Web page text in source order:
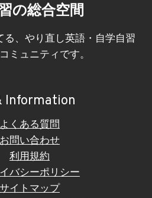
の総合空間
る、やり直し英語・自学自習
ミュニティです。
Information
よくある質問
お問い合わせ
利用規約
バシーポリシー
サイトマップ